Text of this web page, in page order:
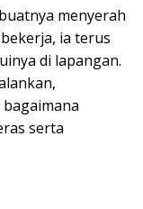
menyerah
ia terus
di lapangan.
serta